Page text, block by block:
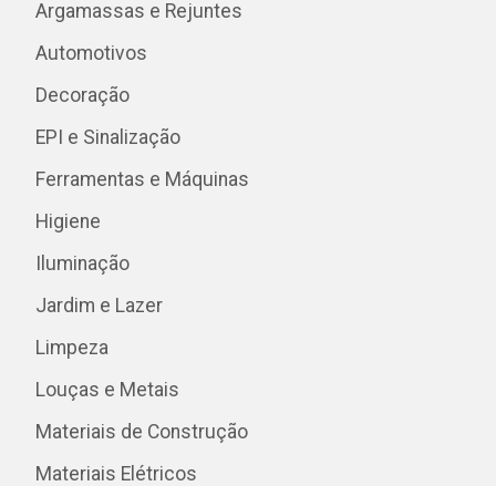
Argamassas e Rejuntes
Automotivos
Decoração
EPI e Sinalização
Ferramentas e Máquinas
Higiene
Iluminação
Jardim e Lazer
Limpeza
Louças e Metais
Materiais de Construção
Materiais Elétricos